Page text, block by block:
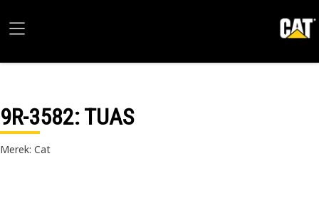
9R-3582: TUAS
Merek: Cat